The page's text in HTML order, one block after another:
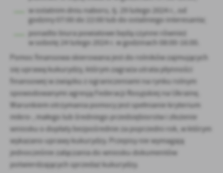
Firmy te działają w charakterze pośredników prezentujących nasze
treści w postaci wiadomości, ofert, komunikatów mediów
społecznościowych.
w ostatnim dniu naboru, tj. 29 lutego 2024 r., od
godziny 07:00 do 22:00 lub do ostatniego interesanta;
ponadto biura powiatowe będą czynne również
w sobotę 24 lutego 2024 r. w godzinach 08:00-16:00.
Pomoc finansowa skierowana jest do rolników zajmujących
się uprawą kukurydzy, którym zagraża utrata płynności
finansowej w związku z ograniczeniami na rynku rolnym
spowodowanymi agresją Federacji Rosyjskiej na Ukrainę.
Warunkiem otrzymania pomocy jest spełnianie kryterium
mikro-, małego lub średniego przedsiębiorstw i złożenie
wniosku o dopłaty bezpośrednie za poprzedni rok, w którym
wykazano uprawy kukurydzy. Przepisy nie wymagają
jednocześnie załączania do wniosku dokumentów
potwierdzających sprzedaż kukurydzy.